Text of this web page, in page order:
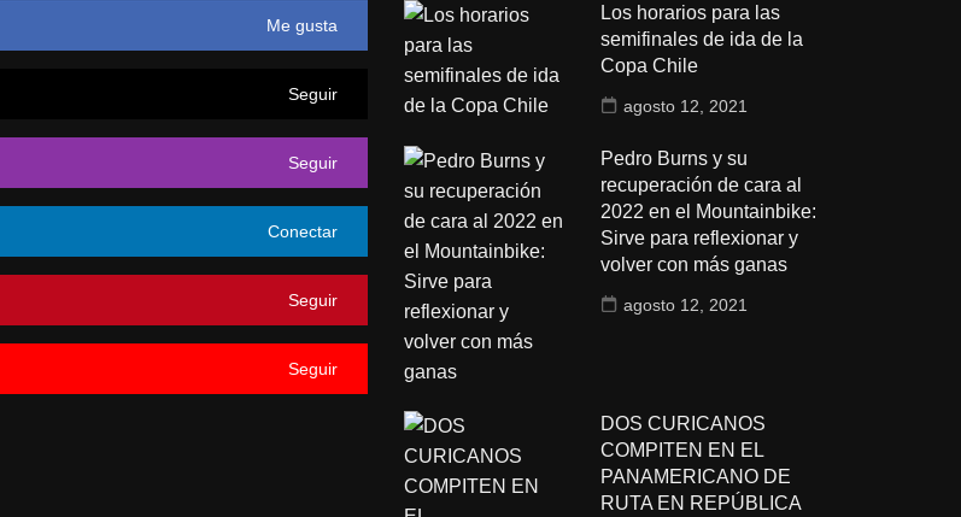
Me gusta
Seguir
Seguir
Conectar
Seguir
Seguir
Los horarios para las
semifinales de ida de la
Copa Chile
agosto 12, 2021
Pedro Burns y su
recuperación de cara al
2022 en el Mountainbike:
Sirve para reflexionar y
volver con más ganas
agosto 12, 2021
DOS CURICANOS
COMPITEN EN EL
PANAMERICANO DE
RUTA EN REPÚBLICA